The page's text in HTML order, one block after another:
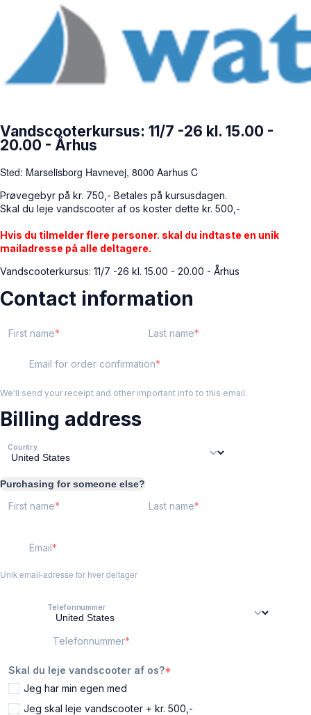
Vandscooterkursus: 11/7 -26 kl. 15.00 -
20.00 - Århus
Sted: Marselisborg Havnevej, 8000 Aarhus C
Prøvegebyr på kr. 750,- Betales på kursusdagen.
Skal du leje vandscooter af os koster dette kr. 500,-
Hvis du tilmelder flere personer. skal du indtaste en unik
mailadresse på alle deltagere.
Vandscooterkursus: 11/7 -26 kl. 15.00 - 20.00 - Århus
Contact information
First name Last name
Email for order confirmation
We'll send your receipt and other important info to this email.
Billing address
Country
Purchasing for someone else?
First name Last name
Email
Unik email-adresse for hver deltager
Telefonnummer
Telefonnummer
Skal du leje vandscooter af os?
Jeg har min egen med
Jeg skal leje vandscooter + kr. 500,-